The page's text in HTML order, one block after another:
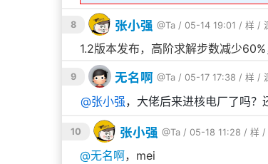
8 张小强 @Ta / 05-14 19:01 / 样 /
1.2版本发布，高阶求解步数减少
9 无名啊 @Ta / 05-17 17:38 / 样 /
@张小强，大佬后来进核电厂了吗？
10 张小强 @Ta / 05-18 11:28 / 样 /
@无名啊，mei